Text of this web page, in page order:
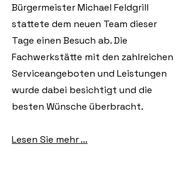
Bürgermeister Michael Feldgrill
stattete dem neuen Team dieser
Tage einen Besuch ab. Die
Fachwerkstätte mit den zahlreichen
Serviceangeboten und Leistungen
wurde dabei besichtigt und die
besten Wünsche überbracht.
Lesen Sie mehr ...